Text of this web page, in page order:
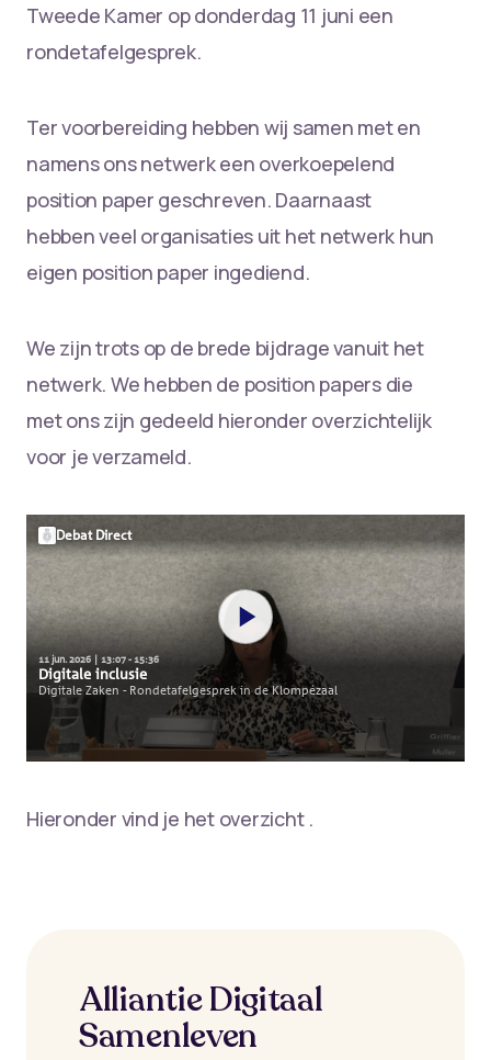
Tweede Kamer op donderdag 11 juni een
rondetafelgesprek.
Ter voorbereiding hebben wij samen met en
namens ons netwerk een overkoepelend
position paper geschreven. Daarnaast
hebben veel organisaties uit het netwerk hun
eigen position paper ingediend.
We zijn trots op de brede bijdrage vanuit het
netwerk. We hebben de position papers die
met ons zijn gedeeld hieronder overzichtelijk
voor je verzameld.
Hieronder vind je het overzicht .
Alliantie Digitaal
Samenleven